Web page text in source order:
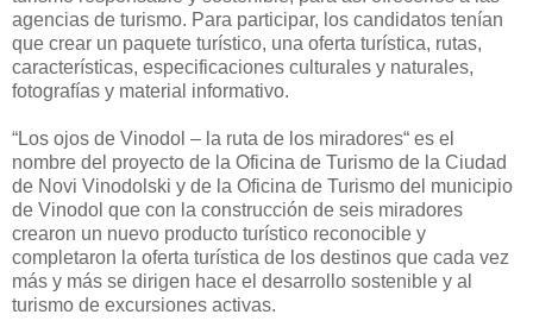
agencias de turismo. Para participar, los candidatos tenían
que crear un paquete turístico, una oferta turística, rutas,
características, especificaciones culturales y naturales,
fotografías y material informativo.
“Los ojos de Vinodol – la ruta de los miradores“ es el
nombre del proyecto de la Oficina de Turismo de la Ciudad
de Novi Vinodolski y de la Oficina de Turismo del municipio
de Vinodol que con la construcción de seis miradores
crearon un nuevo producto turístico reconocible y
completaron la oferta turística de los destinos que cada vez
más y más se dirigen hace el desarrollo sostenible y al
turismo de excursiones activas.